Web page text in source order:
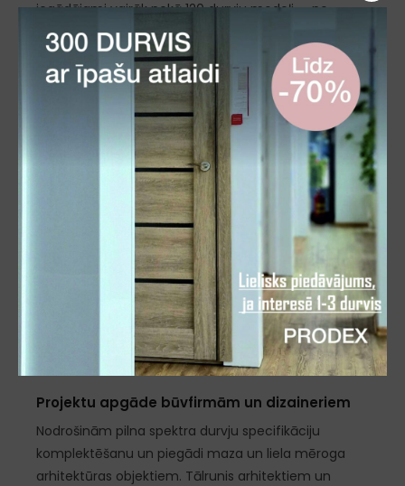
iegādājami vairāk nekā 120 durvju modeļi — no
mūsdienīgām dizaina iekšdurvīm privātmājām līdz
apjomīgai projektu apgādei un vairumtirdzniecībai.
Mūsu darbības pamatā ir trīs
specializēti virzieni
Specializētais salonveikals un noliktava Rīgā
Aicinām Jūs klātienē apmeklēt mūsu salonu DECCO
CENTRS (Katlakalna ielā 6, Rīgā). Šeit Jūs varat
apskatīt un iegādāties lielāko daļu no mūsu 120
durvju modeļiem, saņemot ekspertu ieteikumus
atbilstoši Jūsu telpu specifikai un plānotajam
Projektu apgāde būvfirmām un dizaineriem
Nodrošinām pilna spektra durvju specifikāciju
komplektēšanu un piegādi maza un liela mēroga
arhitektūras objektiem. Tālrunis arhitektiem un